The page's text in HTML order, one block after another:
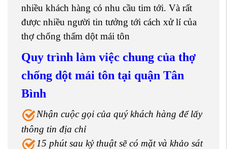
nhiều khách hàng có nhu cầu tim tới. Và rất
được nhiều người tin tưởng tới cách xử lí của
thợ chống thấm dột mái tôn
Quy trình làm việc chung của thợ
chống dột mái tôn tại quận Tân
Bình
Nhận cuộc gọi của quý khách hàng để lấy
thông tin địa chỉ
15 phút sau kỷ thuật sẽ có mặt và khảo sát